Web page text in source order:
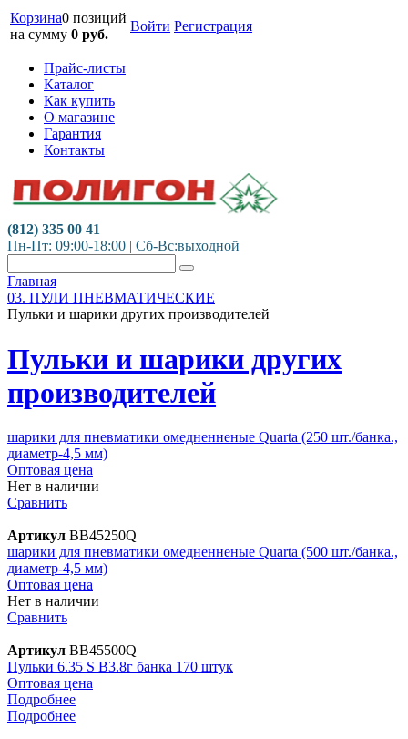
Корзина0 позиций
на сумму 0 руб.
Войти Регистрация
Прайс-листы
Каталог
Как купить
О магазине
Гарантия
Контакты
(812) 335 00 41
Пн-Пт: 09:00-18:00 | Сб-Вс:выходной
Главная
03. ПУЛИ ПНЕВМАТИЧЕСКИЕ
Пульки и шарики других производителей
Пульки и шарики других
производителей
шарики для пневматики омедненненые Quarta (250 шт./банка.,
диаметр-4,5 мм)
Оптовая цена
Нет в наличии
Сравнить
Артикул BB45250Q
шарики для пневматики омедненненые Quarta (500 шт./банка.,
диаметр-4,5 мм)
Оптовая цена
Нет в наличии
Сравнить
Артикул BB45500Q
Пульки 6.35 S B3.8г банка 170 штук
Оптовая цена
Подробнее
Подробнее